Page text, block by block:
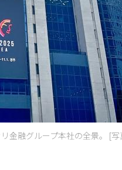
金融グループ本社の全景。 [